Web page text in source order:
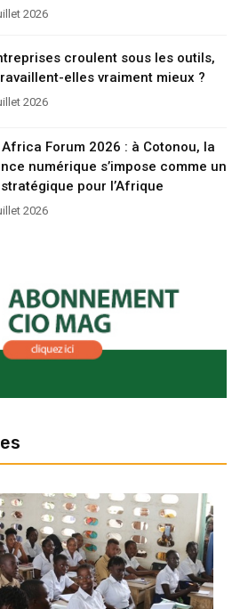
2026
croulent sous les outils,
elles vraiment mieux ?
2026
Africa Forum 2026 : à Cotonou, la
numérique s’impose comme un
pour l’Afrique
2026